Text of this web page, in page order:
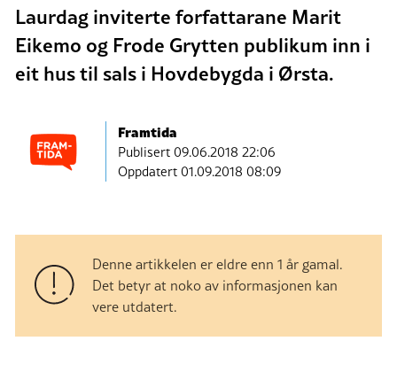
Laurdag inviterte forfattarane Marit
Eikemo og Frode Grytten publikum inn i
eit hus til sals i Hovdebygda i Ørsta.
Framtida
Publisert09.06.2018 22:06
Oppdatert 01.09.2018 08:09
Denne artikkelen er eldre enn 1 år gamal.
Det betyr at noko av informasjonen kan
vere utdatert.